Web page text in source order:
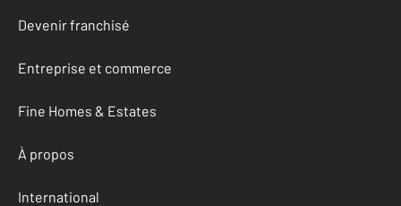
Devenir franchisé
Entreprise et commerce
Fine Homes & Estates
À propos
International